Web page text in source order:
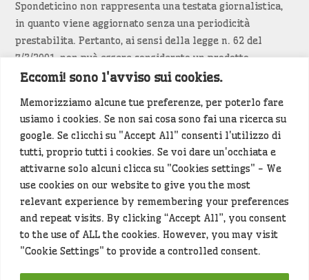
Eccomi! sono l'avviso sui cookies.
Memorizziamo alcune tue preferenze, per poterlo fare
usiamo i cookies. Se non sai cosa sono fai una ricerca su
google. Se clicchi su "Accept All" consenti l'utilizzo di
tutti, proprio tutti i cookies. Se voi dare un'occhiata e
attivarne solo alcuni clicca su "Cookies settings" - We
use cookies on our website to give you the most
relevant experience by remembering your preferences
and repeat visits. By clicking “Accept All”, you consent
to the use of ALL the cookies. However, you may visit
"Cookie Settings" to provide a controlled consent.
Spondeticino non rappresenta una testata giornalistica,
in quanto viene aggiornato senza una periodicità
prestabilita. Pertanto, ai sensi della legge n. 62 del
7/3/2001, non può essere considerato un prodotto
editoriale.
Siamo attenti a non violare copyright e diritti
d’immagine. Se un contenuto è di tua proprietà e vuoi
richiederne la rimozionediccelo(<- clicca per inviarci un
messaggio).
Alcuni articoli sono generati in bozza rielaborando, con
l'intelligenza artificiale generativa, contenuti
provenienti da fonti istituzionali e altri siti di interesse
locale. Prima della pubblicazioni l'articolo viene
controllato dalla redazione.